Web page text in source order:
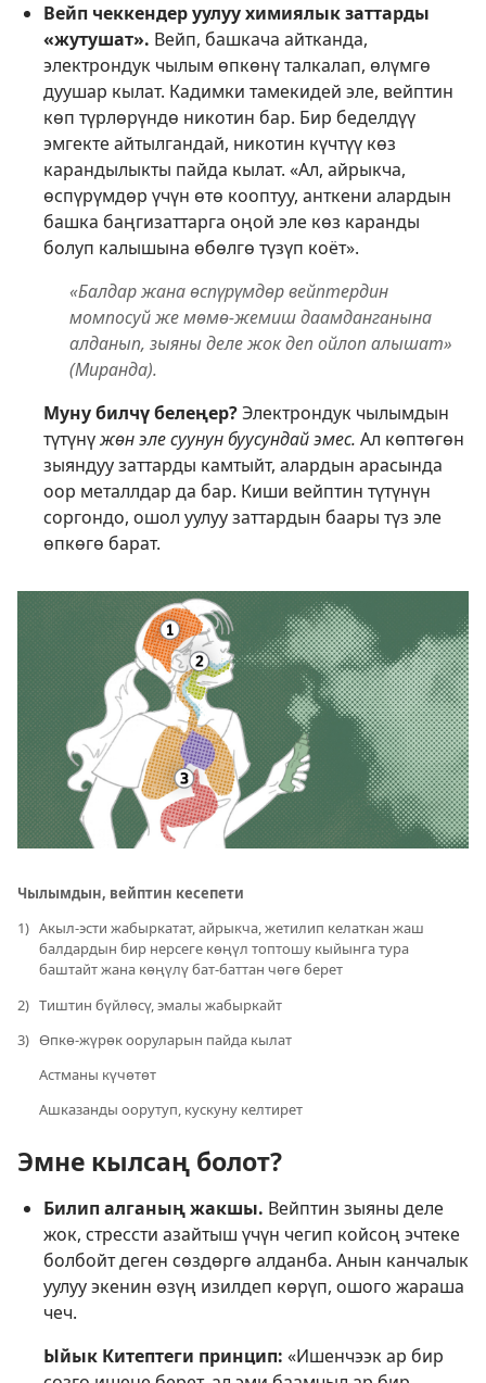
Вейп чеккендер уулуу химиялык заттарды
«жутушат». Вейп, башкача айтканда,
электрондук чылым өпкөнү талкалап, өлүмгө
дуушар кылат. Кадимки тамекидей эле, вейптин
көп түрлөрүндө никотин бар. Бир беделдүү
эмгекте айтылгандай, никотин күчтүү көз
карандылыкты пайда кылат. «Ал, айрыкча,
өспүрүмдөр үчүн өтө кооптуу, анткени алардын
башка баңгизаттарга оңой эле көз каранды
болуп калышына өбөлгө түзүп коёт».
«Балдар жана өспүрүмдөр вейптердин
момпосуй же мөмө-жемиш даамданганына
алданып, зыяны деле жок деп ойлоп алышат»
(Миранда).
Муну билчү белеңер?Электрондук чылымдын
түтүнүжөн эле суунун буусундай эмес. Ал көптөгөн
зыяндуу заттарды камтыйт, алардын арасында
оор металлдар да бар. Киши вейптин түтүнүн
соргондо, ошол уулуу заттардын баары түз эле
өпкөгө барат.
Чылымдын, вейптин кесепети
1) Акыл-эсти жабыркатат, айрыкча, жетилип келаткан жаш
балдардын бир нерсеге көңүл топтошу кыйынга тура
баштайт жана көңүлү бат-баттан чөгө берет
2) Тиштин бүйлөсү, эмалы жабыркайт
3) Өпкө-жүрөк ооруларын пайда кылат
Астманы күчөтөт
Ашказанды оорутуп, кускуну келтирет
Эмне кылсаң болот?
Билип алганың жакшы. Вейптин зыяны деле
жок, стрессти азайтыш үчүн чегип койсоң эчтеке
болбойт деген сөздөргө алданба. Анын канчалык
уулуу экенин өзүң изилдеп көрүп, ошого жараша
чеч.
Ыйык Китептеги принцип: «Ишенчээк ар бир